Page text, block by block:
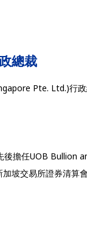
總裁
Pte. Ltd.)行
擔任UOB Bullion
坡交易所證券清算